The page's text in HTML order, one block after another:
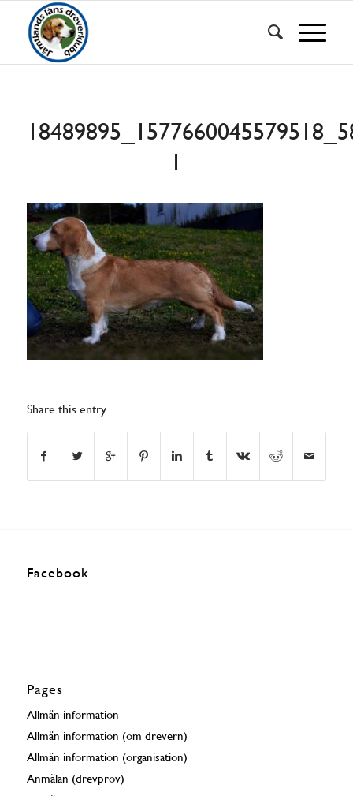
1
Share this entry
Facebook
Pages
Allmän information
Allmän information (om drevern)
Allmän information (organisation)
Anmälan (drevprov)